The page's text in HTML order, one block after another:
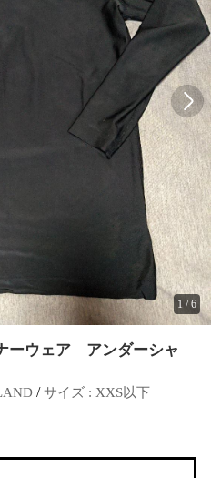
1 /6
ーウェア アンダーシャ
/ サイズ : XXS以下